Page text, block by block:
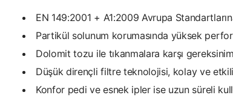
EN 149:2001 + A1:2009 Avrupa
Partikül solunum korumasında yüksek
Dolomit tozu ile tıkanmalara karşı
Düşük dirençli filtre teknolojisi, kolay ve
Konfor pedi ve esnek ipler ise uzun süreli